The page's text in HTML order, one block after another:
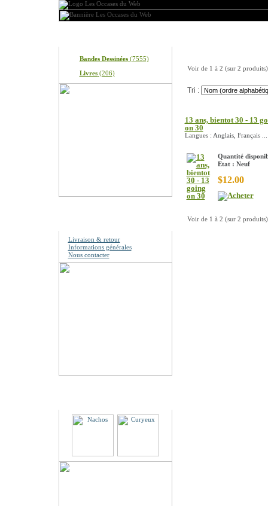
Bandes Dessinées(7555)
Livres(206)
Livraison & retour
Informations générales
Nous contacter
Voir de 1 à 2 (sur 2 produits)
Tri :
13 ans, bientot 30 - 13
on 30
Langues : Anglais, Français ...
Quantité
Etat : Neuf
$12.00
Voir de 1 à 2 (sur 2 produits)